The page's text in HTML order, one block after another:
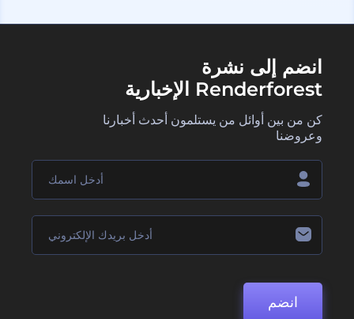
انضم إلى نشرة
Renderforest الإخبارية
كن من بين أوائل من يستلمون أحدث أخبارنا
وعروضنا
انضم